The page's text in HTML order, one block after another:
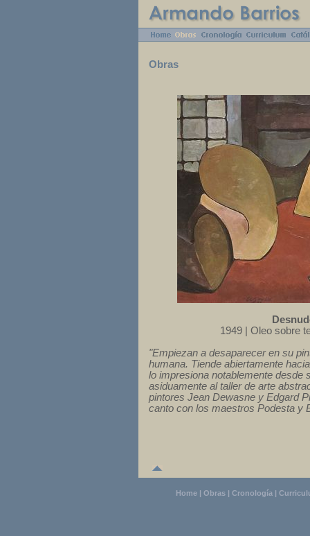
Obras
1949 | Oleo sobre
"Empiezan a desaparecer en su
humana. Tiende abiertamente
lo impresiona notablemente desde
asiduamente al taller de arte
pintores Jean Dewasne y Edgard
canto con los maestros Podesta y
Home | Obras | Cronología |